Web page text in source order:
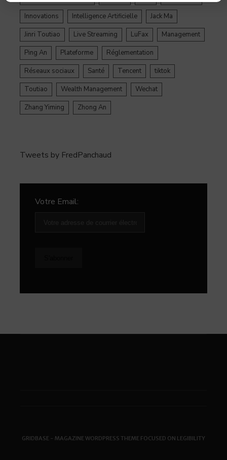
Innovations
Intelligence Artificielle
Jack Ma
Jinri Toutiao
Live Streaming LuFax
Management
Ping An
Plateforme
Réglementation
Réseaux sociaux
Santé Tencent
tiktok
Toutiao
Wealth Management
Wechat
Zhang Yiming
Zhong An
Tweets by FredPanchaud
Votre Email:
GRIDBASE - MAGAZINE WORDPRESS THEME FOCUSED ON LEGIBILITY